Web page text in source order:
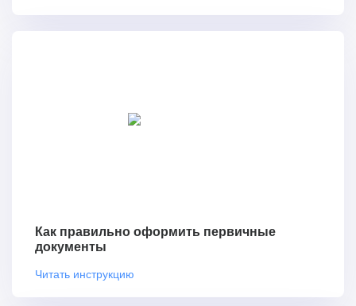
Как правильно оформить первичные
документы
Читать инструкцию